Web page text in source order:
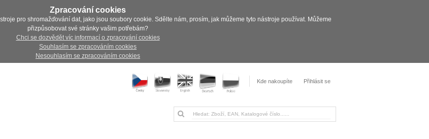
Zpracování cookies
pro shromažďování dat, jako jsou soubory cookie. Sdělte nám, prosím, jak můžeme tyto nástroje používat. Můžeme
přizpůsobovat své stránky vašim potřebám?
Chci se dozvědět víc informací o zpracování cookies
Souhlasím se zpracováním cookies
Nesouhlasím se zpracováním cookies
Kde nakoupíte Přihlásit se